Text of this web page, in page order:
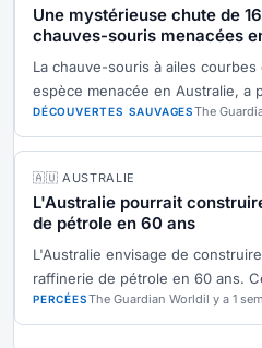
Une mystérieuse chute de
chauves-souris menacées
scientifiques perplexes
La chauve-souris à ailes
espèce menacée en Australie, a
DÉCOUVERTES SAUVAGESThe
🇦🇺 AUSTRALIE
L'Australie pourrait
de pétrole en 60 ans
L'Australie envisage de
raffinerie de pétrole en 60 ans.
PERCÉESThe Guardian Worldil y a 1